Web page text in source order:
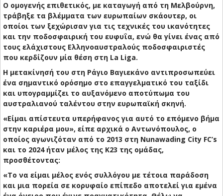
Ο ομογενής επιθετικός, με καταγωγή από τη Μελβούρνη,
τράβηξε τα βλέμματα των ευρωπαίων σκάουτερ, οι
οποίοι των ξεχώρισαν για τις τεχνικές του ικανότητες
και την ποδοσφαιρική του ευφυΐα, ενώ θα γίνει ένας από
τους ελάχιστους Ελληνοαυστραλούς ποδοσφαιριστές
που κερδίζουν μία θέση στη La Liga.
Η μετακίνησή του στη Ράγιο Βαγιεκάνο αντιπροσωπεύει
ένα σημαντικό ορόσημο στο επαγγελματικό του ταξίδι
και υπογραμμίζει το αυξανόμενο αποτύπωμα του
αυστραλιανού ταλέντου στην ευρωπαϊκή σκηνή.
«Είμαι απίστευτα υπερήφανος για αυτό το επόμενο βήμα
στην καριέρα μου», είπε αρχικά ο Αντωνόπουλος, ο
οποίος αγωνιζόταν από το 2013 στη Nunawading City FC’s
και το 2024 ήταν μέλος της Κ23 της ομάδας,
προσθέτοντας:
«Το να είμαι μέλος ενός συλλόγου με τέτοια παράδοση
και μια πορεία σε κορυφαίο επίπεδο αποτελεί για εμένα